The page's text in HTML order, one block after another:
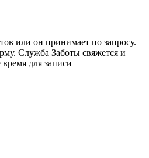
или он принимает по запросу.
Служба Заботы свяжется и
для записи